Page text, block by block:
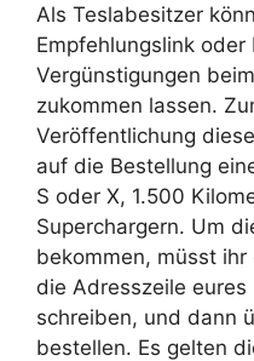
Als Teslabesitzer
Empfehlungslink oder
Vergünstigungen
zukommen lassen.
Veröffentlichung
auf die Bestellung
S oder X, 1.500
Superchargern. Um
bekommen, müsst
die Adresszeile
schreiben, und dann
bestellen. Es gelten